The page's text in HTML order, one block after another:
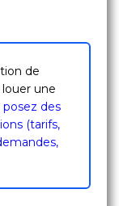
de
une
des
(tarifs,